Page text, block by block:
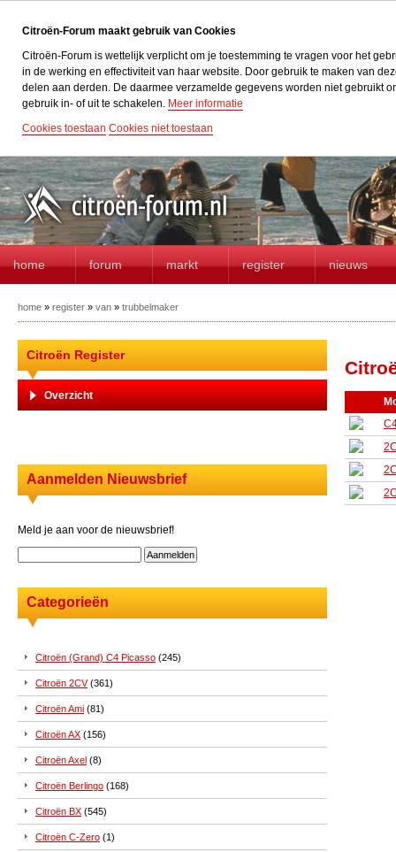
Citroën-Forum maakt gebruik van Cookies
Citroën-Forum is wettelijk verplicht om je toestemming te vragen voor het
in de werking en effectiviteit van haar website. Door gebruik te maken van
delen aan derden. De daarmee verzamelde gegevens worden niet gebruikt
gebruik in- of uit te schakelen. Meer informatie
Cookies toestaan Cookies niet toestaan
home forum markt register nieuws
home » register » van » trubbelmaker
Citroën Register
Overzicht
Aanmelden Nieuwsbrief
Meld je aan voor de nieuwsbrief!
Categorieën
Citroën (Grand) C4 Picasso (245)
Citroën 2CV(361)
Citroën Ami (81)
Citroën AX (156)
Citroën Axel (8)
Citroën Berlingo (168)
Citroën BX (545)
Citroën C-Zero (1)